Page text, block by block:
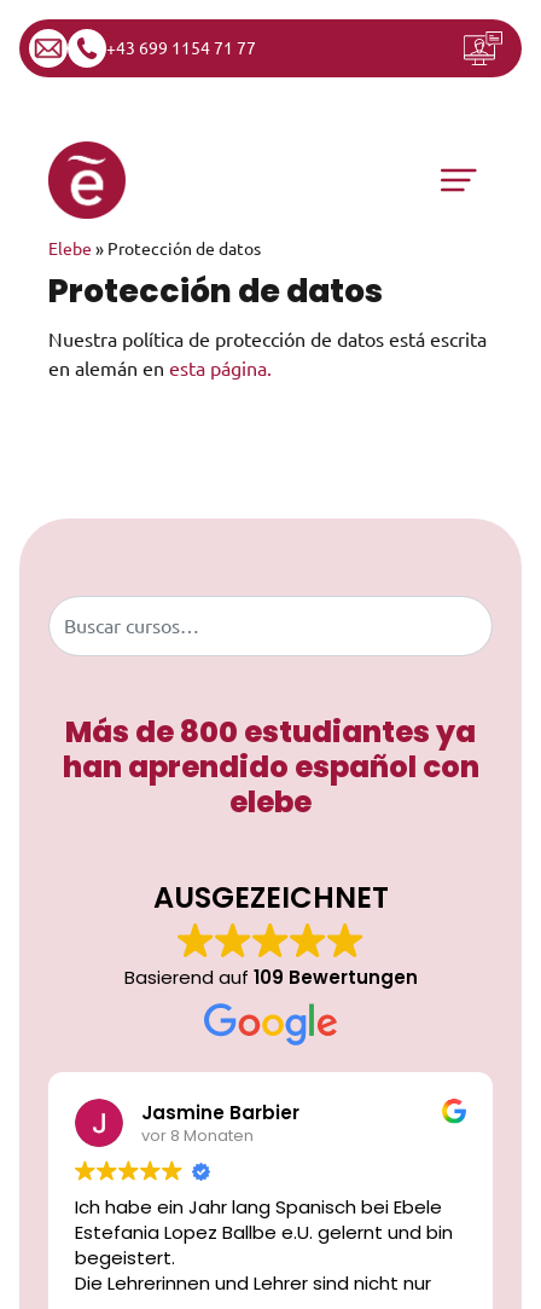
+43 699 1154 71 77
Saltar al contenido
Navegación principal
Elebe » Protección de datos
Protección de datos
Nuestra política de protección de datos está escrita
en alemán en esta página.
Saltar al contenido
Buscar
Más de 800 estudiantes ya
han aprendido español con
elebe
AUSGEZEICHNET
Basierend auf 109 Bewertungen
Jasmine Barbier
vor 8 Monaten
Ich habe ein Jahr lang Spanisch bei Ebele
Estefania Lopez Ballbe e.U. gelernt und bin
begeistert.
Die Lehrerinnen und Lehrer sind nicht nur